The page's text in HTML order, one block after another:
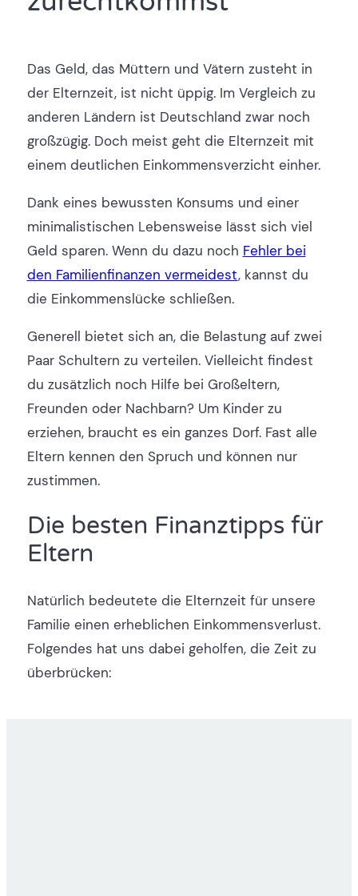
Das Geld, das Müttern und Vätern zusteht in
der Elternzeit, ist nicht üppig. Im Vergleich zu
anderen Ländern ist Deutschland zwar noch
großzügig. Doch meist geht die Elternzeit mit
einem deutlichen Einkommensverzicht einher.
Dank eines bewussten Konsums und einer
minimalistischen Lebensweise lässt sich viel
Geld sparen. Wenn du dazu noch Fehler bei
den Familienfinanzen vermeidest, kannst du
die Einkommenslücke schließen.
Generell bietet sich an, die Belastung auf zwei
Paar Schultern zu verteilen. Vielleicht findest
du zusätzlich noch Hilfe bei Großeltern,
Freunden oder Nachbarn? Um Kinder zu
erziehen, braucht es ein ganzes Dorf. Fast alle
Eltern kennen den Spruch und können nur
zustimmen.
Die besten Finanztipps für
Eltern
Natürlich bedeutete die Elternzeit für unsere
Familie einen erheblichen Einkommensverlust.
Folgendes hat uns dabei geholfen, die Zeit zu
überbrücken: